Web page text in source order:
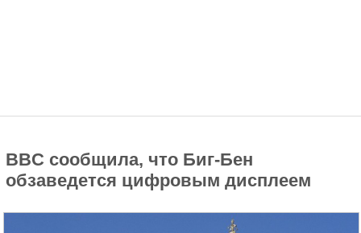
BBC сообщила, что Биг-Бен
обзаведется цифровым дисплеем